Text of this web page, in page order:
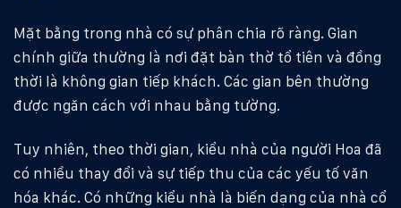
Mặt bằng trong nhà có sự phân chia rõ ràng. Gian
chính giữa thường là nơi đặt bàn thờ tổ tiên và đồng
thời là không gian tiếp khách. Các gian bên thường
được ngăn cách với nhau bằng tường.
Tuy nhiên, theo thời gian, kiểu nhà của người Hoa đã
có nhiều thay đổi và sự tiếp thu của các yếu tố văn
hóa khác. Có những kiểu nhà là biến dạng của nhà cổ